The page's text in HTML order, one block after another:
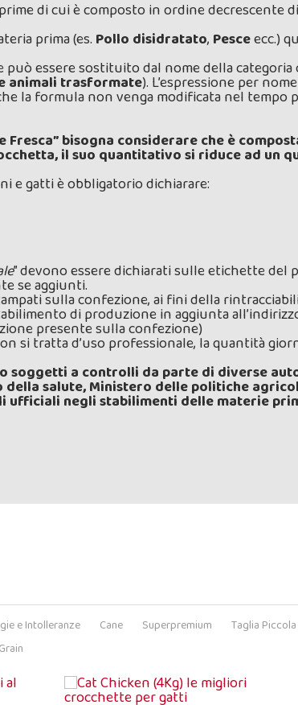
di cui è composto in ordine decrescente
prima (es. Pollo disidratato, Pesceecc.)
può essere sostituito dal nome della
animali trasformate). L’espressione per
la formula non venga modificata nel tempo
Fresca” bisogna considerare che è
il suo quantitativo si riduce ad un
e gatti è obbligatorio dichiarare:
” devono essere dichiarati sulle etichette del
se aggiunti.
sulla confezione, ai fini della
di produzione in aggiunta
presente sulla confezione)
si tratta d’uso professionale, la quantità
soggetti a controlli da parte di diverse
salute, Ministero delle politiche
negli stabilimenti delle materie
e Intolleranze Cane Superpremium Taglia Piccola